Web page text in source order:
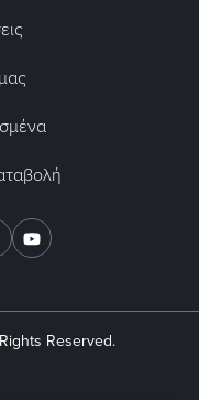
Reserved.